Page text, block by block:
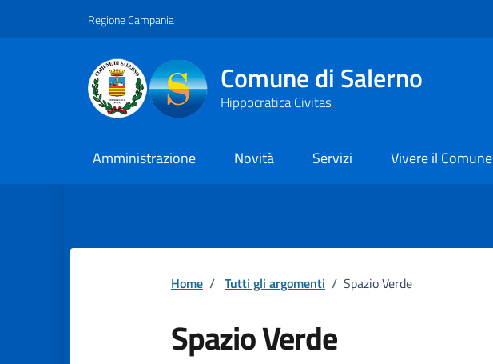
Regione Campania
Comune di Salerno
Hippocratica Civitas
Amministrazione Novità Servizi Vivere il Comune
Home / Tutti gli argomenti / Spazio Verde
Spazio Verde